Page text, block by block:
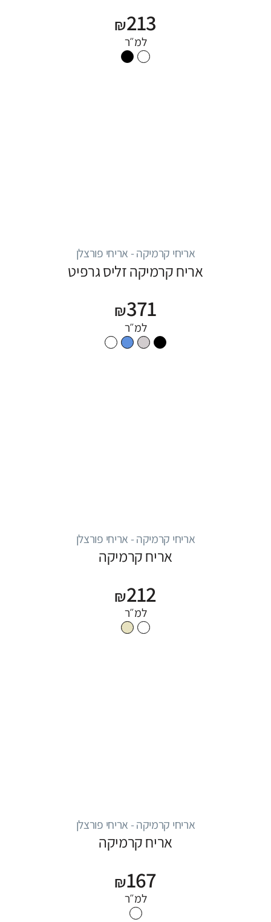
₪213
למ״ר
אריחי קרמיקה - אריחי פורצלן
אריח קרמיקה זליס גרפיט
₪371
למ״ר
אריחי קרמיקה - אריחי פורצלן
אריח קרמיקה
₪212
למ״ר
אריחי קרמיקה - אריחי פורצלן
אריח קרמיקה
₪167
למ״ר